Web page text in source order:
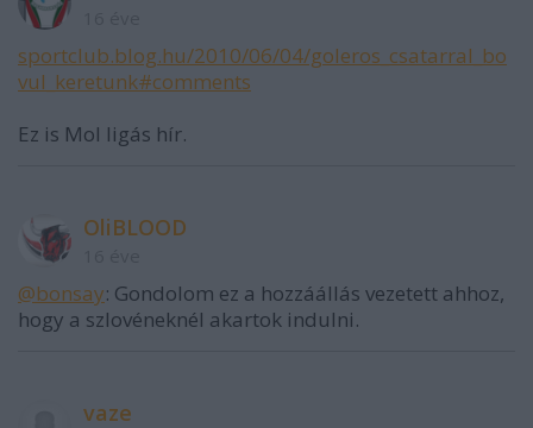
sportclub.blog.hu/2010/06/04/goleros_csatarral_bo
vul_keretunk#comments
Ez is Mol ligás hír.
OliBLOOD
@bonsay: Gondolom ez a hozzáállás vezetett ahhoz,
hogy a szlovéneknél akartok indulni.
vaze